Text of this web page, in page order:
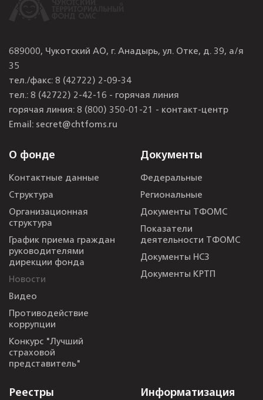
689000, Чукотский АО, г. Анадырь, ул. Отке, д. 39, а/я
35
тел./факс: 8 (42722) 2-09-34
тел.: 8 (42722) 2-42-16 - горячая линия
горячая линия: 8 (800) 350-01-21 - контакт-центр
Email: secret@chtfoms.ru
О фонде
Контактные данные
Структура
Организационная
структура
График приема граждан
руководителями
дирекции фонда
Новости
Видео
Противодействие
коррупции
Конкурс "Лучший
страховой
представитель"
Документы
Федеральные
Региональные
Документы ТФОМС
Показатели
деятельности ТФОМС
Документы НСЗ
Документы КРТП
Реестры Информатизация